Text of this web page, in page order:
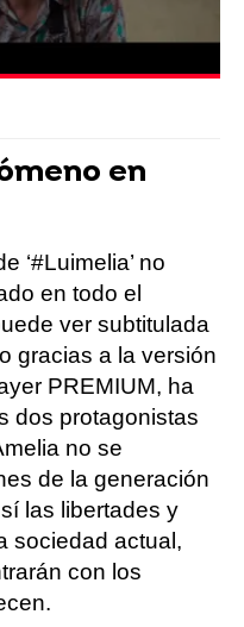
en
‘#Luimelia’ no
en todo el
ver subtitulada
gracias a la versión
PREMIUM, ha
dos protagonistas
no se
de la generación
las libertades y
sociedad actual,
con los